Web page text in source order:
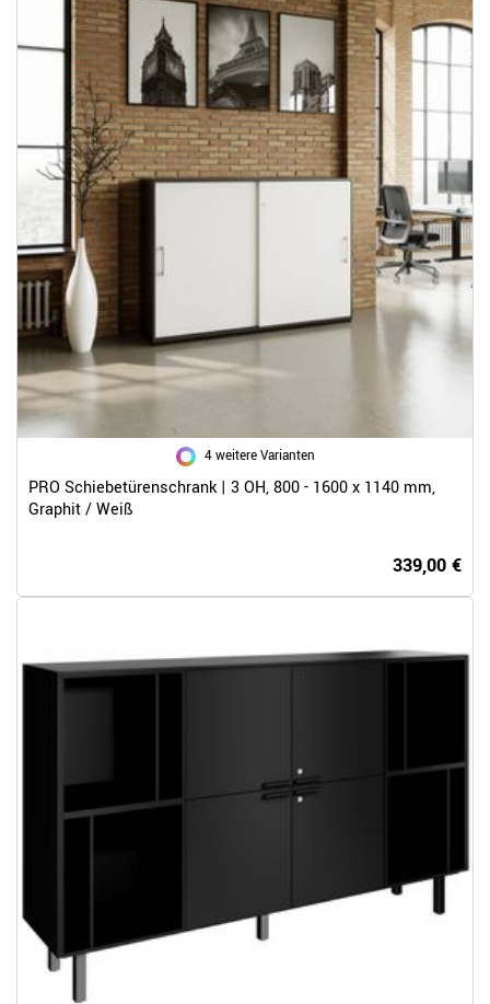
4 weitere Varianten
PRO Schiebetürenschrank | 3 OH, 800 - 1600 x 1140 mm,
Graphit / Weiß
339,00 €